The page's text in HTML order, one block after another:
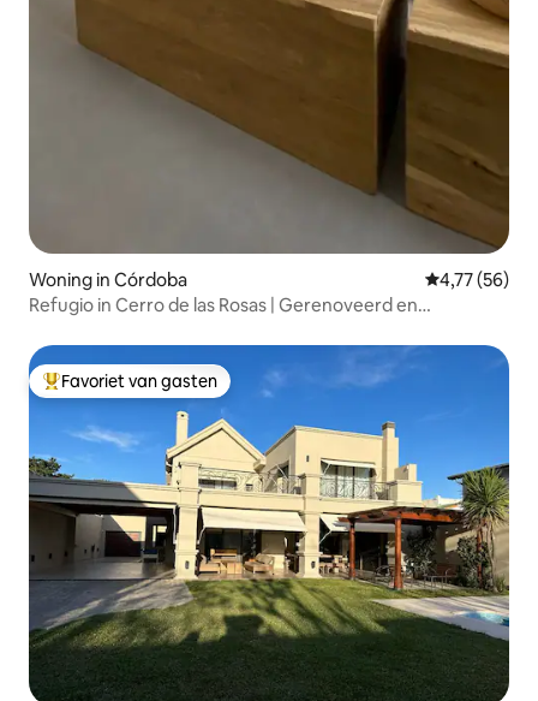
Woning in Córdoba Gemiddelde
4,77 (56)
Refugio in Cerro de las Rosas | Gerenoveerd en
Topfavoriet van gasten
Favoriet van gasten